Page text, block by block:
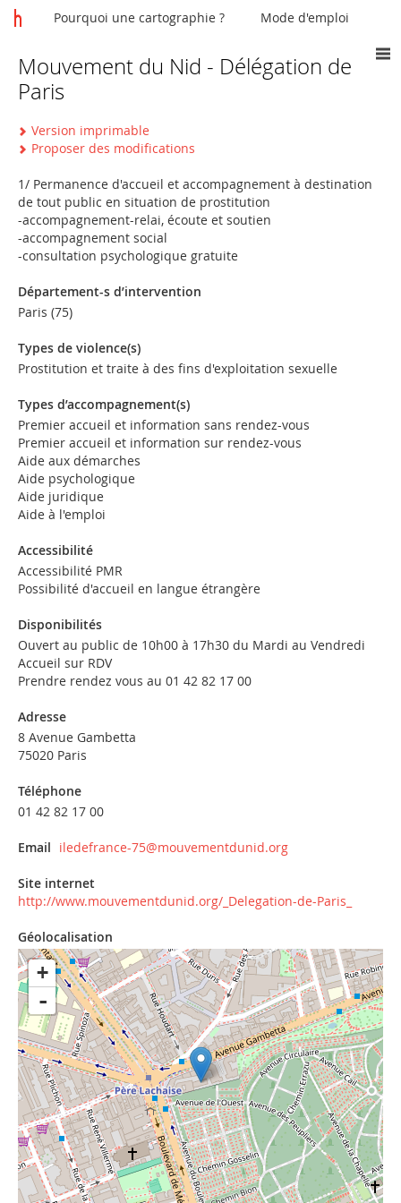
Vous
êtes
Mouvement du Nid - Délégation de
Paris
Version imprimable
Proposer des modifications
1/ Permanence d'accueil et accompagnement à destination
de tout public en situation de prostitution
-accompagnement-relai, écoute et soutien
-accompagnement social
-consultation psychologique gratuite
Département-s d’intervention
Paris (75)
Types de violence(s)
Prostitution et traite à des fins d'exploitation sexuelle
Types d’accompagnement(s)
Premier accueil et information sans rendez-vous
Premier accueil et information sur rendez-vous
Aide aux démarches
Aide psychologique
Aide juridique
Aide à l'emploi
Accessibilité
Accessibilité PMR
Possibilité d'accueil en langue étrangère
Disponibilités
Ouvert au public de 10h00 à 17h30 du Mardi au Vendredi
Accueil sur RDV
Prendre rendez vous au 01 42 82 17 00
Adresse
8 Avenue Gambetta
75020 Paris
Téléphone
01 42 82 17 00
Email iledefrance-75@mouvementdunid.org
Site internet
http://www.mouvementdunid.org/_Delegation-de-Paris_
Géolocalisation
+
-
Pourquoi une cartographie ? Mode d'emploi